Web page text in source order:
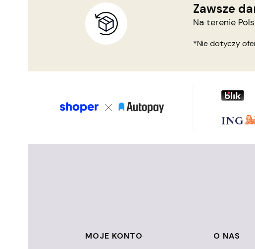
Zawsze
Na terenie
*Nie dotyczy
Linki w stopce
MOJE KONTO
O NAS